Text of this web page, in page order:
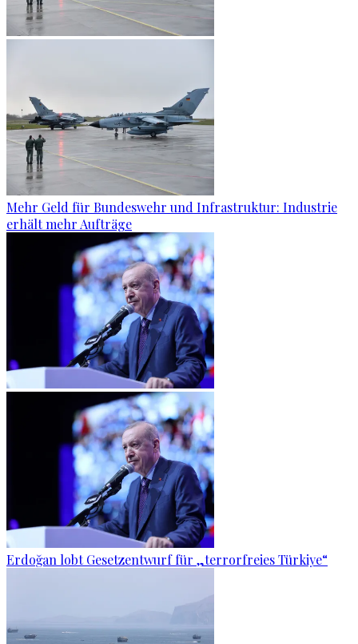
Mehr Geld für Bundeswehr und Infrastruktur: Industrie
erhält mehr Aufträge
Erdoğan lobt Gesetzentwurf für „terrorfreies Türkiye“